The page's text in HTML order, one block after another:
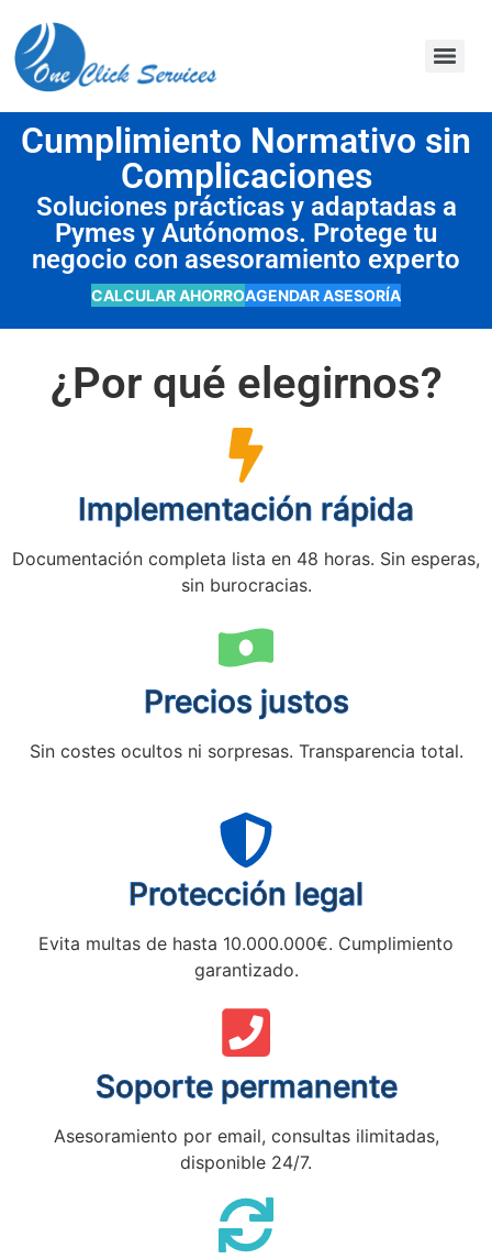
Cumplimiento Normativo sin
Complicaciones
Soluciones prácticas y adaptadas a
Pymes y Autónomos. Protege tu
negocio con asesoramiento experto
CALCULAR AHORROAGENDAR ASESORÍA
¿Por qué elegirnos?
Implementación rápida
Documentación completa lista en 48 horas. Sin esperas,
sin burocracias.
Precios justos
Sin costes ocultos ni sorpresas. Transparencia total.
Protección legal
Evita multas de hasta 10.000.000€. Cumplimiento
garantizado.
Soporte permanente
Asesoramiento por email, consultas ilimitadas,
disponible 24/7.